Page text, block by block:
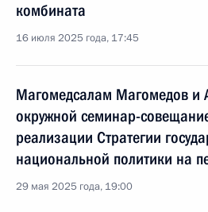
комбината
16 июля 2025 года, 17:45
Магомедсалам Магомедов и
окружной семинар-
реализации Стратегии
национальной политики на
29 мая 2025 года, 19:00